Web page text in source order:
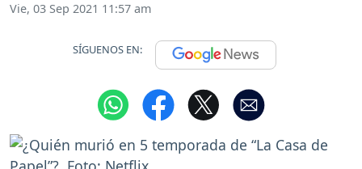
Vie, 03 Sep 2021 11:57 am
SÍGUENOS EN: